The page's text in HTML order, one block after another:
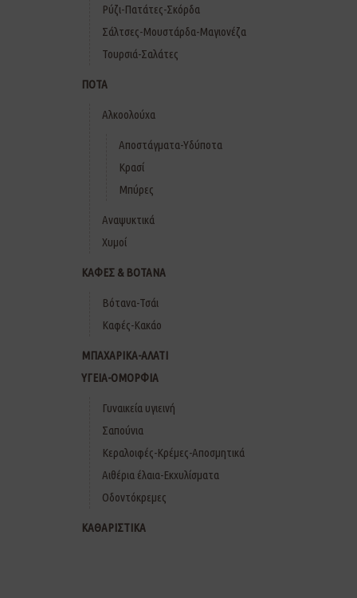
Ρύζι-Πατάτες-Σκόρδα
Σάλτσες-Μουστάρδα-Μαγιονέζα
Τουρσιά-Σαλάτες
ΠΟΤΑ
Αλκοολούχα
Αποστάγματα-Υδύποτα
Κρασί
Μπύρες
Αναψυκτικά
Χυμοί
ΚΑΦΕΣ & ΒΟΤΑΝΑ
Βότανα-Τσάι
Καφές-Κακάο
ΜΠΑΧΑΡΙΚΑ-ΑΛΑΤΙ
ΥΓΕΙΑ-ΟΜΟΡΦΙΑ
Γυναικεία υγιεινή
Σαπούνια
Κεραλοιφές-Κρέμες-Αποσμητικά
Αιθέρια έλαια-Εκχυλίσματα
Οδοντόκρεμες
ΚΑΘΑΡΙΣΤΙΚΑ